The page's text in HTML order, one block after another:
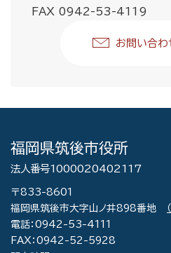
FAX 0942-53-4119
お問い合わ
福岡県筑後市役所
法人番号1000020402117
〒833-8601
福岡県筑後市大字山ノ井898番地
電話：0942-53-4111
FAX：0942-52-5928